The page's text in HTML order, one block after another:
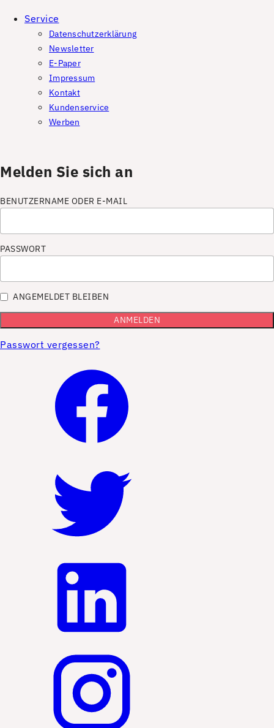
Service
Datenschutzerklärung
Newsletter
E-Paper
Impressum
Kontakt
Kundenservice
Werben
Melden Sie sich an
BENUTZERNAME ODER E-MAIL
PASSWORT
ANGEMELDET BLEIBEN
Passwort vergessen?